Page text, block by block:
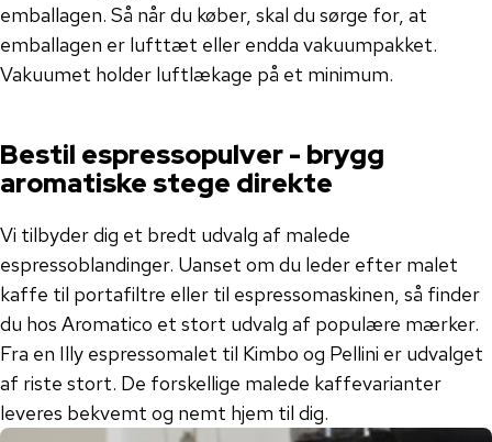
emballagen. Så når du køber, skal du sørge for, at
emballagen er lufttæt eller endda vakuumpakket.
Vakuumet holder luftlækage på et minimum.
Bestil espressopulver - brygg
aromatiske stege direkte
Vi tilbyder dig et bredt udvalg af malede
espressoblandinger. Uanset om du leder efter malet
kaffe til portafiltre eller til espressomaskinen, så finder
du hos Aromatico et stort udvalg af populære mærker.
Fra en Illy espressomalet til Kimbo og Pellini er udvalget
af riste stort. De forskellige malede kaffevarianter
leveres bekvemt og nemt hjem til dig.